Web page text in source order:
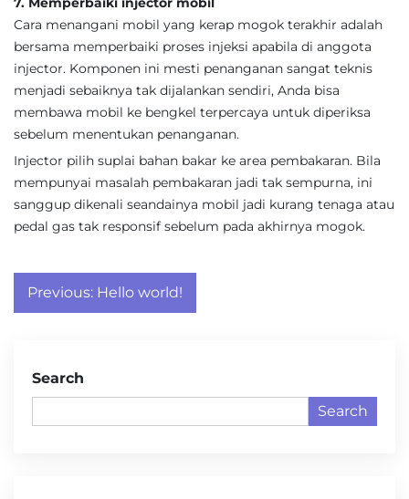
Cara menangani mobil yang kerap mogok terakhir adalah
bersama memperbaiki proses injeksi apabila di anggota
injector. Komponen ini mesti penanganan sangat teknis
menjadi sebaiknya tak dijalankan sendiri, Anda bisa
membawa mobil ke bengkel terpercaya untuk diperiksa
sebelum menentukan penanganan.
Injector pilih suplai bahan bakar ke area pembakaran. Bila
mempunyai masalah pembakaran jadi tak sempurna, ini
sanggup dikenali seandainya mobil jadi kurang tenaga atau
pedal gas tak responsif sebelum pada akhirnya mogok.
Post
navigation
Previous: Hello world!
Search
Search